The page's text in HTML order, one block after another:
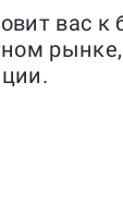
вас к
рынке,